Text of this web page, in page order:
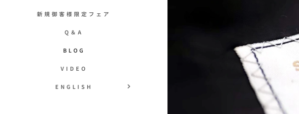
新規御客様限定フェア
Q＆A
BLOG
VIDEO
ENGLISH